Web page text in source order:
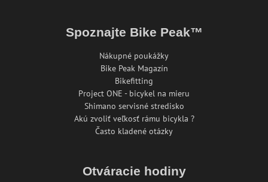
Spoznajte Bike Peak™
Nákupné poukážky
Bike Peak Magazín
Bikefitting
Project ONE - bicykel na mieru
Shimano servisné stredisko
Akú zvoliť veľkosť rámu bicykla ?
Často kladené otázky
Otváracie hodiny